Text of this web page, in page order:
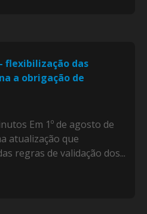
flexibilização das
a obrigação de
Em 1º de agosto de
atualização que
regras de validação dos...